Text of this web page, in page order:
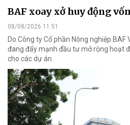
BAF xoay xở huy động vốn
08/08/2026 11:51
Do Công ty Cổ phần Nông nghiệp BAF
đang đẩy mạnh đầu tư mở rộng hoạt
cho các dự án.